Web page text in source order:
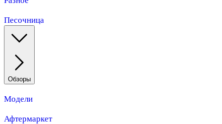
Песочница
Обзоры
Модели
Афтермаркет